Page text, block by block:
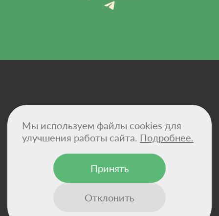
Договор-оферта
Сертификаты
Реквизиты компании
© 2026 - VitaHemp — натуральные масла CBD и
Мы используем файлы cookies для
улучшения работы сайта. Подробнее.
Принять
Отклонить